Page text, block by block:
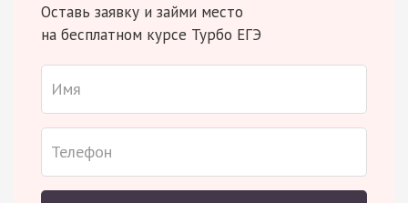
Оставь заявку и займи место
на бесплатном курсе Турбо ЕГЭ